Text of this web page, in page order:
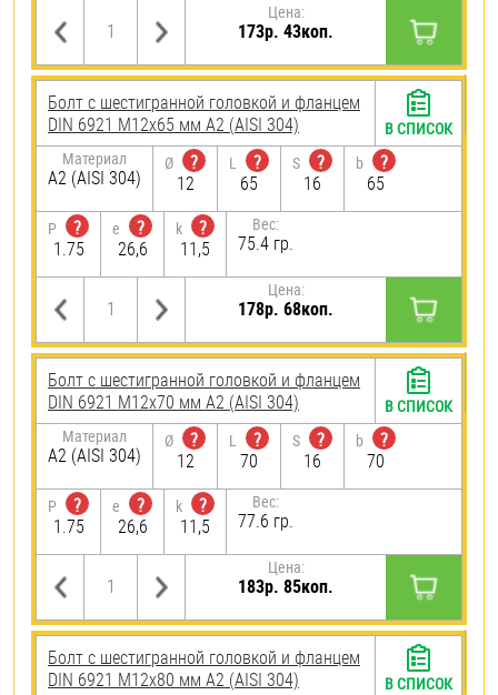
Цена:
173р. 43коп.
Болт с шестигранной головкой и фланцем
DIN 6921 М12х65 мм А2 (AISI 304)
Материал
А2 (AISI 304)
Ø
?
12
L
?
65
S
?
16
b
?
65
P
?
1.75
e
?
26,6
k
?
11,5
Вес:
75.4 гр.
Цена:
178р. 68коп.
В СПИСОК
Болт с шестигранной головкой и фланцем
DIN 6921 М12х70 мм А2 (AISI 304)
Материал
А2 (AISI 304)
Ø
?
12
L
?
70
S
?
16
b
?
70
P
?
1.75
e
?
26,6
k
?
11,5
Вес:
77.6 гр.
Цена:
183р. 85коп.
В СПИСОК
Болт с шестигранной головкой и фланцем
DIN 6921 М12х80 мм А2 (AISI 304)
В СПИСОК